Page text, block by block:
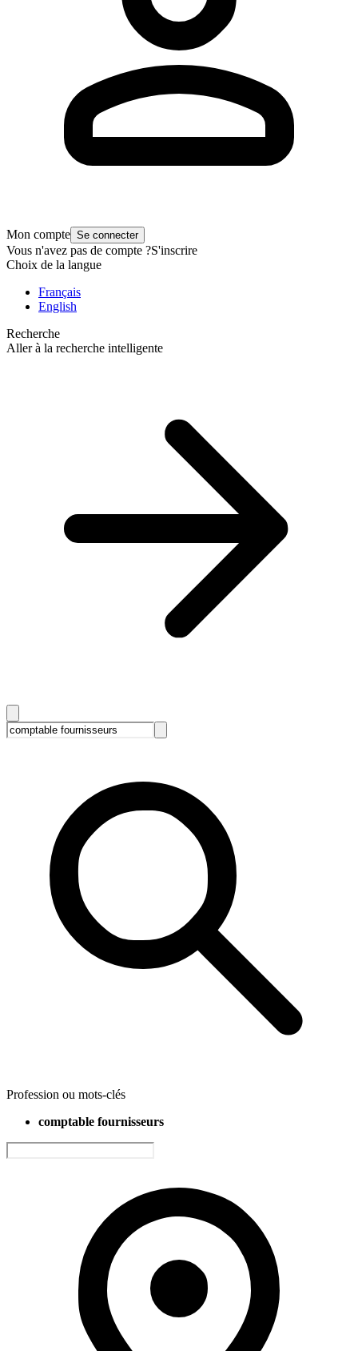
Mon compte Se connecter
Vous n'avez pas de compte ?S'inscrire
Choix de la langue
Français
English
Recherche
Aller à la recherche intelligente
Profession ou mots-clés
comptable fournisseurs